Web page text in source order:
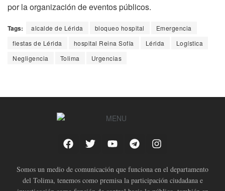
por la organización de eventos públicos.
Tags: alcalde de Lérida bloqueo hospital
Emergencia
fiestas de Lérida
hospital Reina Sofía Lérida
Logística
Negligencia
Tolima Urgencias
Somos un medio de comunicación que funciona en el departamento
del Tolima, tenemos como premisa la participación ciudadana e